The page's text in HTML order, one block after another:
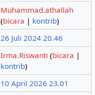
Muhammad.athallah
(bicara | kontrib)
26 Juli 2024 20.46
Irma.Riswanti (bicara |
kontrib)
10 April 2026 23.01